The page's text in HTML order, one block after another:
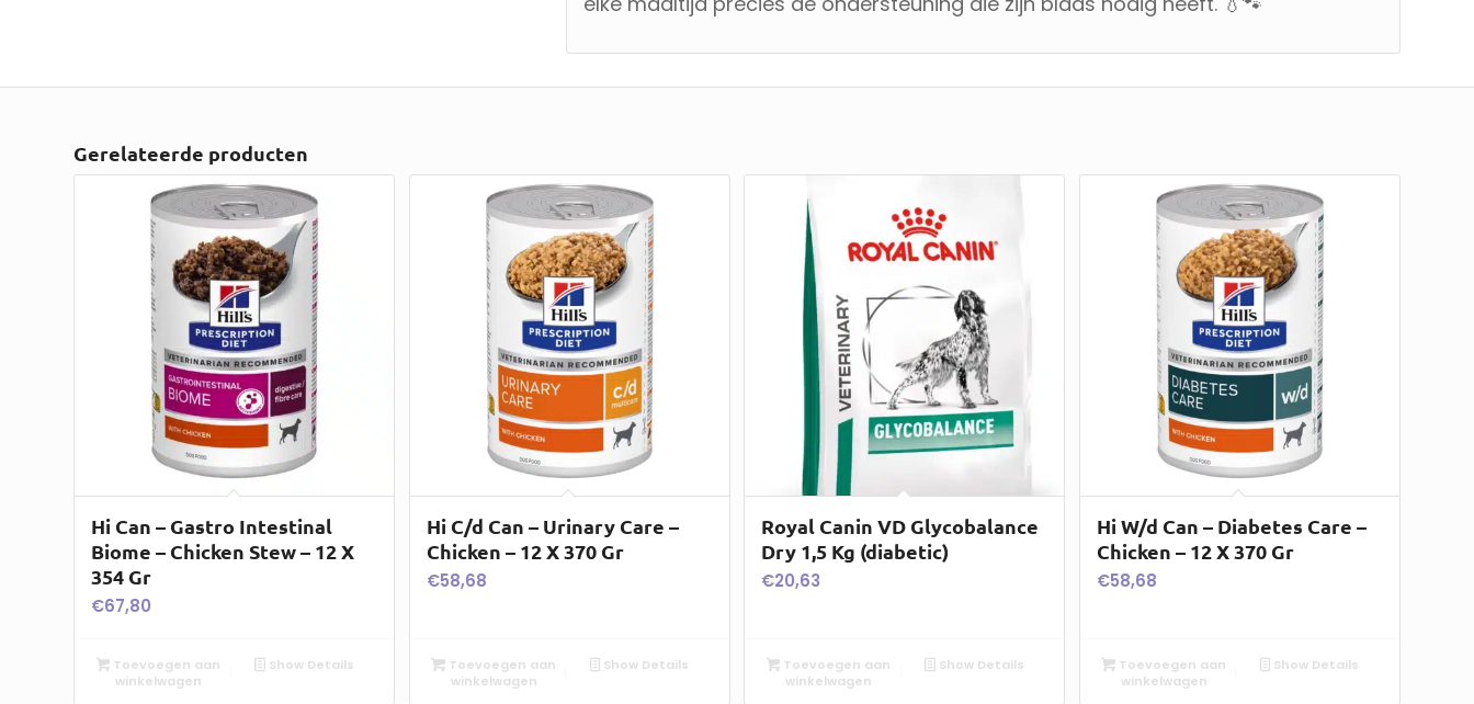
Gerelateerde producten
Hi Can – Gastro Intestinal
Biome – Chicken Stew – 12 X
354 Gr
€67,80
Toevoegen aan
winkelwagen
Show Details
Hi C/d Can – Urinary Care –
Chicken – 12 X 370 Gr
€58,68
Toevoegen aan
winkelwagen
Show Details
Royal Canin VD Glycobalance
Dry 1,5 Kg (diabetic)
€20,63
Toevoegen aan
winkelwagen
Show Details
Hi W/d Can – Diabetes Care –
Chicken – 12 X 370 Gr
€58,68
Toevoegen aan
winkelwagen
Show Details